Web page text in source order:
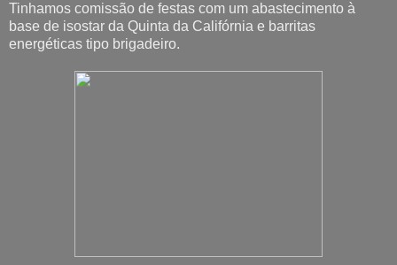
Tinhamos comissão de festas com um abastecimento à
base de isostar da Quinta da Califórnia e barritas
energéticas tipo brigadeiro.